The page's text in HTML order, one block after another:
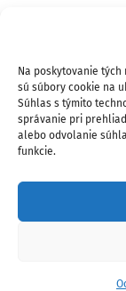
Na poskytovanie
sú súbory cookie na
Súhlas s týmito
správanie pri
alebo odvolanie
funkcie.